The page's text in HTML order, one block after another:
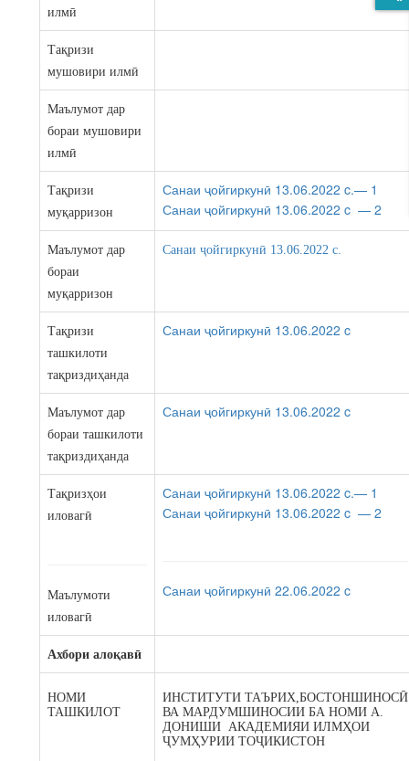
илмӣ
Тақризи
мушовири илмӣ
Маълумот дар
бораи мушовири
илмӣ
Тақризи
муқарризон
Санаи ҷойгиркунӣ 13.06.2022 c.— 1
Санаи ҷойгиркунӣ 13.06.2022 c — 2
Маълумот дар
бораи
муқарризон
Санаи ҷойгиркунӣ 13.06.2022 c.
Тақризи
ташкилоти
тақриздиҳанда
Санаи ҷойгиркунӣ 13.06.2022 c
Маълумот дар
бораи ташкилоти
тақриздиҳанда
Санаи ҷойгиркунӣ 13.06.2022 c
Тақризҳои
иловагӣ
Маълумоти
иловагӣ
Санаи ҷойгиркунӣ 13.06.2022 c.— 1
Санаи ҷойгиркунӣ 13.06.2022 c — 2
Санаи ҷойгиркунӣ 22.06.2022 c
Ахбори алоқавӣ
НОМИ
ТАШКИЛОТ
ИНСТИТУТИ ТАЪРИХ,БОСТОНШИНОСӢ
ВА МАРДУМШИНОСИИ БА НОМИ А.
ДОНИШИ АКАДЕМИЯИ ИЛМҲОИ
ҶУМҲУРИИ ТОҶИКИСТОН